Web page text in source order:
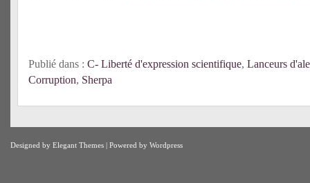
Publié dans : C- Liberté d'expression scientifique, Lanceurs
Corruption, Sherpa
Designed by Elegant Themes | Powered by Wordpress